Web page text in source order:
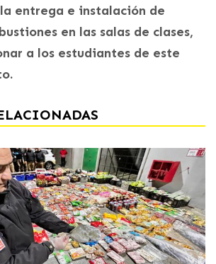
entrega e instalación de
en las salas de clases,
a los estudiantes de este